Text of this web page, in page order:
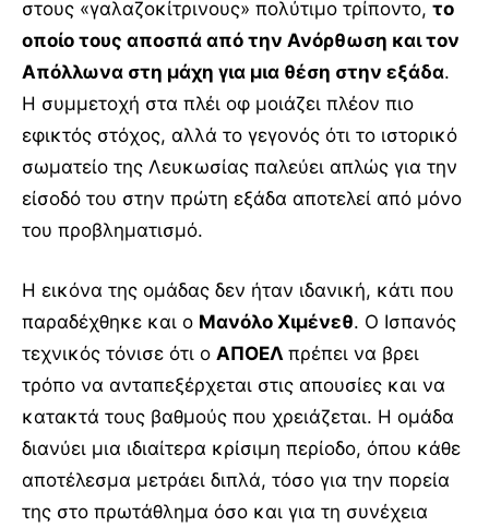
στους «γαλαζοκίτρινους» πολύτιμο τρίποντο, το
οποίο τους αποσπά από την Ανόρθωση και τον
Απόλλωνα στη μάχη για μια θέση στην εξάδα.
Η συμμετοχή στα πλέι οφ μοιάζει πλέον πιο
εφικτός στόχος, αλλά το γεγονός ότι το ιστορικό
σωματείο της Λευκωσίας παλεύει απλώς για την
είσοδό του στην πρώτη εξάδα αποτελεί από μόνο
του προβληματισμό.
Η εικόνα της ομάδας δεν ήταν ιδανική, κάτι που
παραδέχθηκε και ο Μανόλο Χιμένεθ. Ο Ισπανός
τεχνικός τόνισε ότι ο ΑΠΟΕΛ πρέπει να βρει
τρόπο να ανταπεξέρχεται στις απουσίες και να
κατακτά τους βαθμούς που χρειάζεται. Η ομάδα
διανύει μια ιδιαίτερα κρίσιμη περίοδο, όπου κάθε
αποτέλεσμα μετράει διπλά, τόσο για την πορεία
της στο πρωτάθλημα όσο και για τη συνέχεια